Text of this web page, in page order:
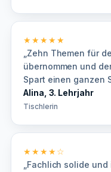
★★★★★
„Zehn Themen für
übernommen und
Spart einen ganzen
Alina, 3. Lehrjahr
Tischlerin
★★★★☆
„Fachlich solide